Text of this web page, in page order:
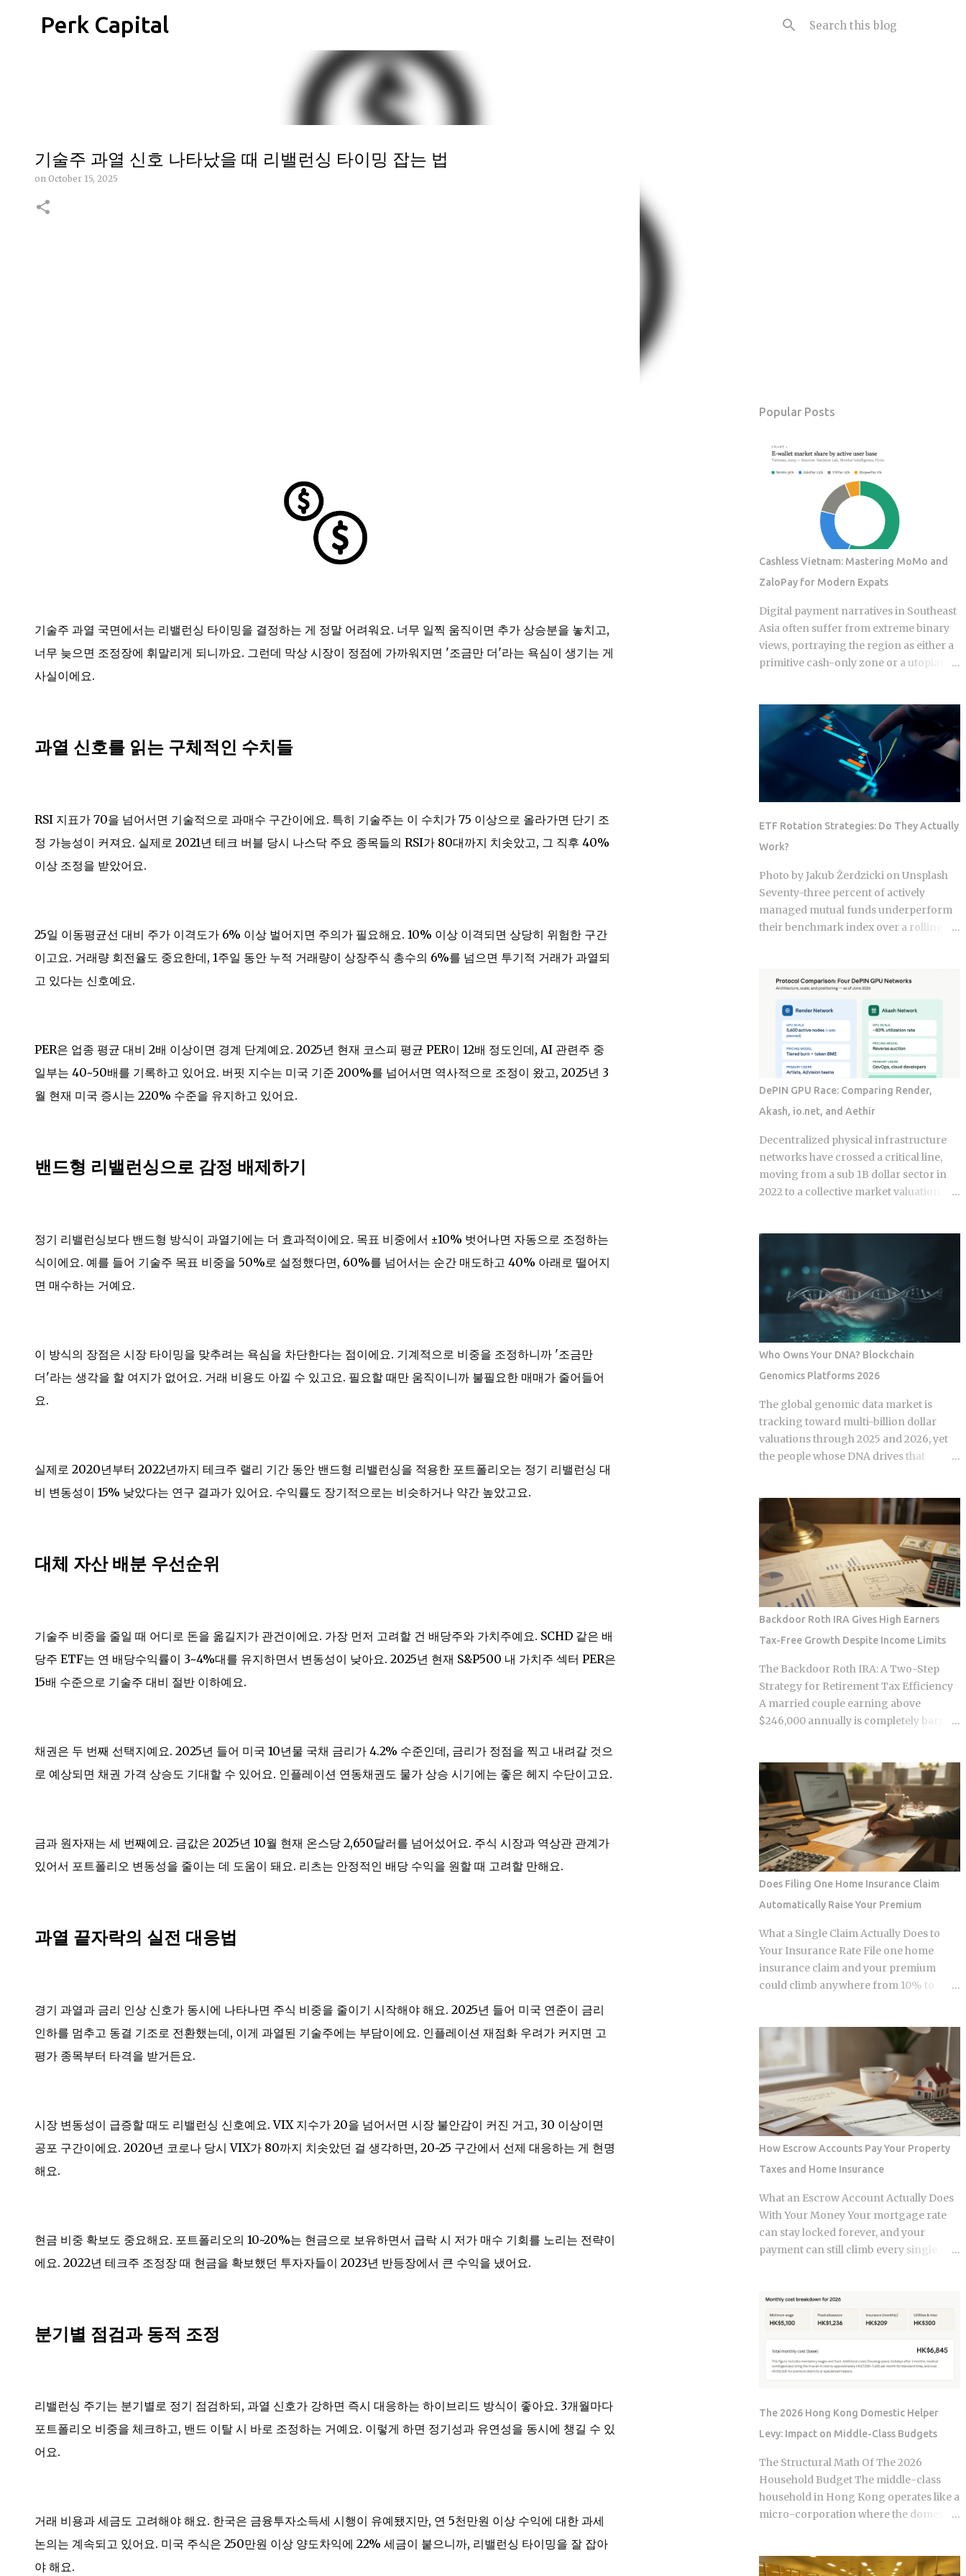
Perk Capital
기술주 과열 신호 나타났을 때 리밸런싱 타이밍 잡는 법
on October 15, 2025
기술주 과열 국면에서는 리밸런싱 타이밍을 결정하는 게 정말 어려워요. 너무 일찍 움직이면 추가 상승분을 놓치고,
너무 늦으면 조정장에 휘말리게 되니까요. 그런데 막상 시장이 정점에 가까워지면 '조금만 더'라는 욕심이 생기는 게
사실이에요.
과열 신호를 읽는 구체적인 수치들
RSI 지표가 70을 넘어서면 기술적으로 과매수 구간이에요. 특히 기술주는 이 수치가 75 이상으로 올라가면 단기 조
정 가능성이 커져요. 실제로 2021년 테크 버블 당시 나스닥 주요 종목들의 RSI가 80대까지 치솟았고, 그 직후 40%
이상 조정을 받았어요.
25일 이동평균선 대비 주가 이격도가 6% 이상 벌어지면 주의가 필요해요. 10% 이상 이격되면 상당히 위험한 구간
이고요. 거래량 회전율도 중요한데, 1주일 동안 누적 거래량이 상장주식 총수의 6%를 넘으면 투기적 거래가 과열되
고 있다는 신호예요.
PER은 업종 평균 대비 2배 이상이면 경계 단계예요. 2025년 현재 코스피 평균 PER이 12배 정도인데, AI 관련주 중
일부는 40~50배를 기록하고 있어요. 버핏 지수는 미국 기준 200%를 넘어서면 역사적으로 조정이 왔고, 2025년 3
월 현재 미국 증시는 220% 수준을 유지하고 있어요.
밴드형 리밸런싱으로 감정 배제하기
정기 리밸런싱보다 밴드형 방식이 과열기에는 더 효과적이에요. 목표 비중에서 ±10% 벗어나면 자동으로 조정하는
식이에요. 예를 들어 기술주 목표 비중을 50%로 설정했다면, 60%를 넘어서는 순간 매도하고 40% 아래로 떨어지
면 매수하는 거예요.
이 방식의 장점은 시장 타이밍을 맞추려는 욕심을 차단한다는 점이에요. 기계적으로 비중을 조정하니까 '조금만
더'라는 생각을 할 여지가 없어요. 거래 비용도 아낄 수 있고요. 필요할 때만 움직이니까 불필요한 매매가 줄어들어
요.
실제로 2020년부터 2022년까지 테크주 랠리 기간 동안 밴드형 리밸런싱을 적용한 포트폴리오는 정기 리밸런싱 대
비 변동성이 15% 낮았다는 연구 결과가 있어요. 수익률도 장기적으로는 비슷하거나 약간 높았고요.
대체 자산 배분 우선순위
기술주 비중을 줄일 때 어디로 돈을 옮길지가 관건이에요. 가장 먼저 고려할 건 배당주와 가치주예요. SCHD 같은 배
당주 ETF는 연 배당수익률이 3~4%대를 유지하면서 변동성이 낮아요. 2025년 현재 S&P500 내 가치주 섹터 PER은
15배 수준으로 기술주 대비 절반 이하예요.
채권은 두 번째 선택지예요. 2025년 들어 미국 10년물 국채 금리가 4.2% 수준인데, 금리가 정점을 찍고 내려갈 것으
로 예상되면 채권 가격 상승도 기대할 수 있어요. 인플레이션 연동채권도 물가 상승 시기에는 좋은 헤지 수단이고요.
금과 원자재는 세 번째예요. 금값은 2025년 10월 현재 온스당 2,650달러를 넘어섰어요. 주식 시장과 역상관 관계가
있어서 포트폴리오 변동성을 줄이는 데 도움이 돼요. 리츠는 안정적인 배당 수익을 원할 때 고려할 만해요.
과열 끝자락의 실전 대응법
경기 과열과 금리 인상 신호가 동시에 나타나면 주식 비중을 줄이기 시작해야 해요. 2025년 들어 미국 연준이 금리
인하를 멈추고 동결 기조로 전환했는데, 이게 과열된 기술주에는 부담이에요. 인플레이션 재점화 우려가 커지면 고
평가 종목부터 타격을 받거든요.
시장 변동성이 급증할 때도 리밸런싱 신호예요. VIX 지수가 20을 넘어서면 시장 불안감이 커진 거고, 30 이상이면
공포 구간이에요. 2020년 코로나 당시 VIX가 80까지 치솟았던 걸 생각하면, 20~25 구간에서 선제 대응하는 게 현명
해요.
현금 비중 확보도 중요해요. 포트폴리오의 10~20%는 현금으로 보유하면서 급락 시 저가 매수 기회를 노리는 전략이
에요. 2022년 테크주 조정장 때 현금을 확보했던 투자자들이 2023년 반등장에서 큰 수익을 냈어요.
분기별 점검과 동적 조정
리밸런싱 주기는 분기별로 정기 점검하되, 과열 신호가 강하면 즉시 대응하는 하이브리드 방식이 좋아요. 3개월마다
포트폴리오 비중을 체크하고, 밴드 이탈 시 바로 조정하는 거예요. 이렇게 하면 정기성과 유연성을 동시에 챙길 수 있
어요.
거래 비용과 세금도 고려해야 해요. 한국은 금융투자소득세 시행이 유예됐지만, 연 5천만원 이상 수익에 대한 과세
논의는 계속되고 있어요. 미국 주식은 250만원 이상 양도차익에 22% 세금이 붙으니까, 리밸런싱 타이밍을 잘 잡아
야 해요.
Popular Posts
Cashless Vietnam: Mastering MoMo and
ZaloPay for Modern Expats
Digital payment narratives in Southeast
Asia often suffer from extreme binary
views, portraying the region as either a
primitive cash-only zone or a utopian
layer economy where high-velocity
digital wallets exist in a state of
permanent friction with the legacy cash
world. For an expat or digital analyst,
success is found by understanding that
e-wallets like MoMo and ZaloPay are
not mere replacements for physical
currency but are specialized software
layers designed for specific urban
behaviors. This guide provides the
institutional-grade insight required to
navigate the current Vietnamese fintech
landscape without the typical amateur
where digital super-apps and physical
cash serve distinct masters. While major
urban centers appear fully digitized
through the ubiquitous VietQR network,
ETF Rotation Strategies: Do They Actually
Work?
Photo by Jakub Żerdzicki on Unsplash
Seventy-three percent of actively
managed mutual funds underperform
their benchmark index over a rolling
fix for that failure rate. The financial
products, and the fees attached to them
benefit the providers whether or not the
underlying momentum signal survives
contact with real transaction costs and
shifting market conditions. The premise
of rotating toward recent winners is
grounded in documented academic
research — but the gap between that
research and what any specific product
actually delivers is exactly what this post
works through. Since ETFs proliferated
products. Robo-advisors, tactical
quant newsletters — all of them sell
some variation of the same idea.
Understanding the underlying
mechanics, separately from the produ...
DePIN GPU Race: Comparing Render,
Akash, io.net, and Aethir
Decentralized physical infrastructure
networks have crossed a critical line,
moving from a sub 1B dollar sector in
2022 to a collective market valuation
across the broader DePIN sector. The
expansion stems from a fundamental
bottleneck in the artificial intelligence
supply chain. Centralized hyperscalers
keep tier one hardware locked behind
look for alternative infrastructure.
Distributed networks have adapted by
absorbing idle hardware globally,
positioning themselves as destinations
for machine learning teams.
centers on inference workloads rather
than model training. This specific
workload profile favors decentralized
architecture, as inference requires
geographically distributed nodes to
minimize latency, rather than the ultra-
dens...
Who Owns Your DNA? Blockchain
Genomics Platforms 2026
The global genomic data market is
tracking toward multi-billion dollar
valuations through 2025 and 2026, yet
the people whose DNA drives that
Blockchain genomics platforms like
Nebula Genomics were built to redirect
that value back to individuals, but the
infrastructure making those
transactions possible was designed by
companies that need to capture fees to
survive. Whether the smart contracts,
encrypted storage layers, and
marketplace mechanics actually put
money in your pocket, or just relocate
the extraction one layer deeper, is what
this post works through. The DNA
Ownership Problem Blockchain
you pay a company to sequence your
DNA, they store the result, and they sell
anonymized or aggregated versions of
that dataset to pharmaceutical firms and
biotech researchers. The transaction
price between the sequencing company
and the buyer is...
Backdoor Roth IRA Gives High Earners
Tax-Free Growth Despite Income Limits
The Backdoor Roth IRA: A Two-Step
Strategy for Retirement Tax Efficiency
A married couple earning above
$246,000 annually is completely barred
lets them funnel a combined $14,000 or
more per year into tax-free Roth
accounts anyway. The gap in the tax
code that makes this possible has a catch
most high earners never see coming,
and missing it can turn a smart tax
strategy into a bill they have already
paid once. For the 2025 tax year, the IRS
sets the Roth IRA phase-out range at
$150,000 to $165,000 for single filers
and $236,000 to $246,000 for married-
filing-jointly taxpayers. Above those
upper limits, direct Roth IRA
to increase modestly due to inflation
adjustments, placing the married-
filing-jointly cutoff near $252,000,
though you should verify official IRS
confirmation before filing. Anyone
earning above these thresholds n...
Does Filing One Home Insurance Claim
Automatically Raise Your Premium
What a Single Claim Actually Does to
Your Insurance Rate File one home
insurance claim and your premium
could climb anywhere from 10% to
increase lands on top of premiums that
are already the second-highest in the
country. So which is it: does filing the
claim itself trigger the hike, or is your
risk profile doing most of the damage?
Insurers price risk using claims data,
credit-based insurance scores, home
age, and location, all blended together. A
single claim can push your premium up
10% to 40% , and where you land in that
range depends heavily on what kind of
loss you filed. You won't see the increase
right away. It shows up at policy renewal
record for years. Even after the repair is
long finished, that claim can still be
quietly pushing your rate up. Not all
claims are equal. Water damage, fire,
and liability claims move ...
How Escrow Accounts Pay Your Property
Taxes and Home Insurance
What an Escrow Account Actually Does
With Your Money Your mortgage rate
can stay locked forever, and your
payment can still climb every single
payment for taxes and insurance, and
almost nobody tracks how or why it
account does and why it moves, you can
budget with confidence instead of
saw coming. The setup happens
automatically for most borrowers at
closing. Lenders calculate your
estimated annual property tax and
insurance costs, divide by 12, and add
that figure on top of your principal and
interest payment. Bills don't arrive
prepay a few months of escrow deposits
The 2026 Hong Kong Domestic Helper
Levy: Impact on Middle-Class Budgets
The Structural Math Of The 2026
Household Budget The middle-class
household in Hong Kong operates like a
micro-corporation where the domestic
climate of 2026, the baseline cost of